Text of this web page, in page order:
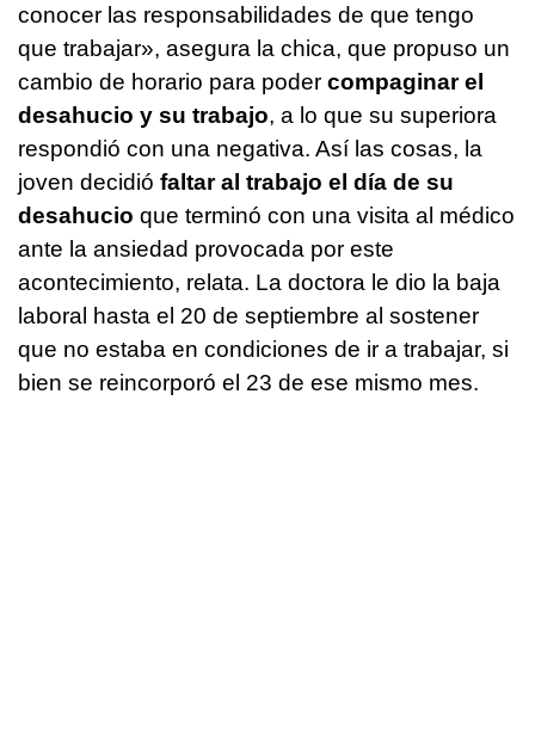
conocer las responsabilidades de que tengo
que trabajar», asegura la chica, que propuso un
cambio de horario para poder compaginar el
desahucio y su trabajo, a lo que su superiora
respondió con una negativa. Así las cosas, la
joven decidió faltar al trabajo el día de su
desahucio que terminó con una visita al médico
ante la ansiedad provocada por este
acontecimiento, relata. La doctora le dio la baja
laboral hasta el 20 de septiembre al sostener
que no estaba en condiciones de ir a trabajar, si
bien se reincorporó el 23 de ese mismo mes.